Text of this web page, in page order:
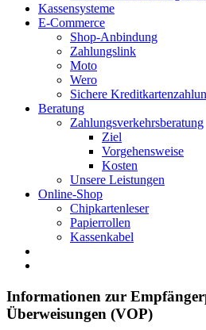
Kassensysteme
E-Commerce
Shop-Anbindung
Zahlungslink
Moto
Wero
Sichere
Beratung
Zahlungsverkehrsberatung
Ziel
Vorgehensweise
Kosten
Unsere Leistungen
Online-Shop
Chipkartenleser
Papierrollen
Kassenkabel
Informationen zur
Überweisungen (VOP)